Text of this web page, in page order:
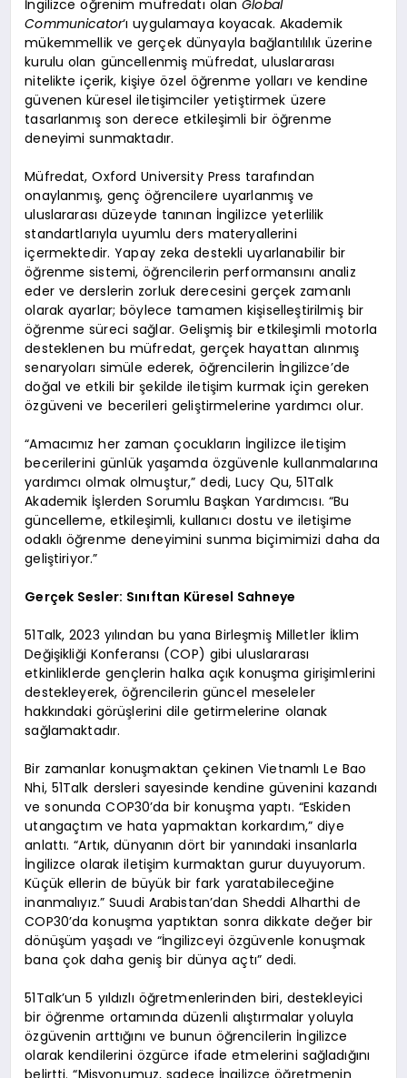
İngilizce öğrenim müfredatı olanGlobal
Communicator‘ı uygulamaya koyacak. Akademik
mükemmellik ve gerçek dünyayla bağlantılılık üzerine
kurulu olan güncellenmiş müfredat, uluslararası
nitelikte içerik, kişiye özel öğrenme yolları ve kendine
güvenen küresel iletişimciler yetiştirmek üzere
tasarlanmış son derece etkileşimli bir öğrenme
deneyimi sunmaktadır.
Müfredat, Oxford University Press tarafından
onaylanmış, genç öğrencilere uyarlanmış ve
uluslararası düzeyde tanınan İngilizce yeterlilik
standartlarıyla uyumlu ders materyallerini
içermektedir. Yapay zeka destekli uyarlanabilir bir
öğrenme sistemi, öğrencilerin performansını analiz
eder ve derslerin zorluk derecesini gerçek zamanlı
olarak ayarlar; böylece tamamen kişiselleştirilmiş bir
öğrenme süreci sağlar. Gelişmiş bir etkileşimli motorla
desteklenen bu müfredat, gerçek hayattan alınmış
senaryoları simüle ederek, öğrencilerin İngilizce’de
doğal ve etkili bir şekilde iletişim kurmak için gereken
özgüveni ve becerileri geliştirmelerine yardımcı olur.
“Amacımız her zaman çocukların İngilizce iletişim
becerilerini günlük yaşamda özgüvenle kullanmalarına
yardımcı olmak olmuştur,” dedi, Lucy Qu, 51Talk
Akademik İşlerden Sorumlu Başkan Yardımcısı. “Bu
güncelleme, etkileşimli, kullanıcı dostu ve iletişime
odaklı öğrenme deneyimini sunma biçimimizi daha da
geliştiriyor.”
Gerçek Sesler: Sınıftan Küresel Sahneye
51Talk, 2023 yılından bu yana Birleşmiş Milletler İklim
Değişikliği Konferansı (COP) gibi uluslararası
etkinliklerde gençlerin halka açık konuşma girişimlerini
destekleyerek, öğrencilerin güncel meseleler
hakkındaki görüşlerini dile getirmelerine olanak
sağlamaktadır.
Bir zamanlar konuşmaktan çekinen Vietnamlı Le Bao
Nhi, 51Talk dersleri sayesinde kendine güvenini kazandı
ve sonunda COP30’da bir konuşma yaptı. “Eskiden
utangaçtım ve hata yapmaktan korkardım,” diye
anlattı. “Artık, dünyanın dört bir yanındaki insanlarla
İngilizce olarak iletişim kurmaktan gurur duyuyorum.
Küçük ellerin de büyük bir fark yaratabileceğine
inanmalıyız.” Suudi Arabistan’dan Sheddi Alharthi de
COP30’da konuşma yaptıktan sonra dikkate değer bir
dönüşüm yaşadı ve “İngilizceyi özgüvenle konuşmak
bana çok daha geniş bir dünya açtı” dedi.
51Talk’un 5 yıldızlı öğretmenlerinden biri, destekleyici
bir öğrenme ortamında düzenli alıştırmalar yoluyla
özgüvenin arttığını ve bunun öğrencilerin İngilizce
olarak kendilerini özgürce ifade etmelerini sağladığını